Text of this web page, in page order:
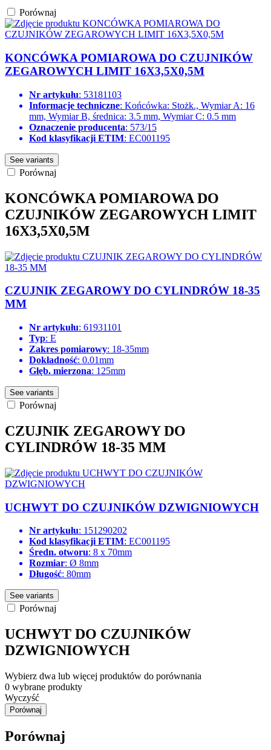
Porównaj
KONCÓWKA POMIAROWA DO CZUJNIKÓW
ZEGAROWYCH LIMIT 16X3,5X0,5M
Nr artykułu: 53181103
Informacje techniczne: Końcówka: Stożk., Wymiar A: 16
mm, Wymiar B, średnica: 3.5 mm, Wymiar C: 0.5 mm
Oznaczenie producenta: 573/15
Kod klasyfikacji ETIM: EC001195
See variants
Porównaj
KONCÓWKA POMIAROWA DO
CZUJNIKÓW ZEGAROWYCH LIMIT
16X3,5X0,5M
CZUJNIK ZEGAROWY DO CYLINDRÓW 18-35
MM
Nr artykułu: 61931101
Typ: E
Zakres pomiarowy: 18-35mm
Dokładność: 0.01mm
Głęb. mierzona: 125mm
See variants
Porównaj
CZUJNIK ZEGAROWY DO
CYLINDRÓW 18-35 MM
UCHWYT DO CZUJNIKÓW DZWIGNIOWYCH
Nr artykułu: 151290202
Kod klasyfikacji ETIM: EC001195
Średn. otworu: 8 x 70mm
Rozmiar: Ø 8mm
Długość: 80mm
See variants
Porównaj
UCHWYT DO CZUJNIKÓW
DZWIGNIOWYCH
Wybierz dwa lub więcej produktów do porównania
0 wybrane produkty
Wyczyść
Porównaj
Porównaj